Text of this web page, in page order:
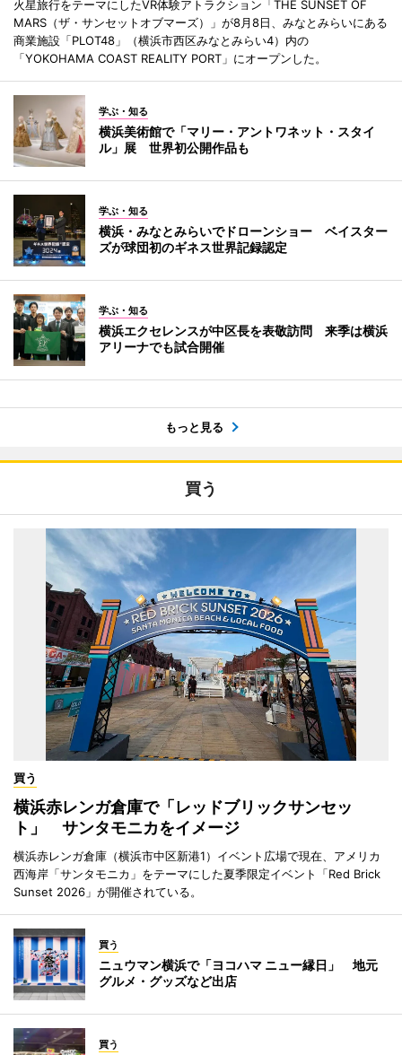
火星旅行をテーマにしたVR体験アトラクション「THE SUNSET OF
MARS（ザ・サンセットオブマーズ）」が8月8日、みなとみらいにある
商業施設「PLOT48」（横浜市西区みなとみらい4）内の
「YOKOHAMA COAST REALITY PORT」にオープンした。
学ぶ・知る
横浜美術館で「マリー・アントワネット・スタイ
ル」展 世界初公開作品も
学ぶ・知る
横浜・みなとみらいでドローンショー ベイスター
ズが球団初のギネス世界記録認定
学ぶ・知る
横浜エクセレンスが中区長を表敬訪問 来季は横浜
アリーナでも試合開催
もっと見る
買う
買う
横浜赤レンガ倉庫で「レッドブリックサンセッ
ト」 サンタモニカをイメージ
横浜赤レンガ倉庫（横浜市中区新港1）イベント広場で現在、アメリカ
西海岸「サンタモニカ」をテーマにした夏季限定イベント「Red Brick
Sunset 2026」が開催されている。
買う
ニュウマン横浜で「ヨコハマ ニュー縁日」 地元
グルメ・グッズなど出店
買う